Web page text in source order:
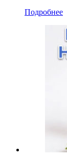
Подробнее